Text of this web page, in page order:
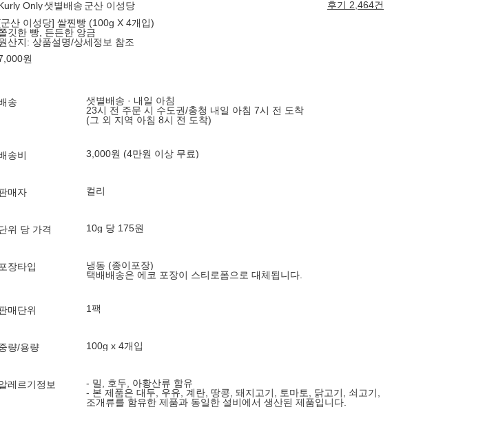
Only샛별배송 군산 이성당
후기 2,464건
산 이성당] 쌀찐빵 (100g X 4개입)
깃한 빵, 든든한 앙금
산지: 상품설명/상세정보 참조
원
송
샛별배송 · 내일 아침
23시 전 주문 시 수도권/충청 내일 아침 7시 전 도착
(그 외 지역 아침 8시 전 도착)
송비 3,000원 (4만원 이상 무료)
매자 컬리
위 당 가격 10g 당 175원
포장타입
냉동 (종이포장)
택배배송은 에코 포장이 스티로폼으로 대체됩니다.
매단위 1팩
량/용량 100g x 4개입
레르기정보
- 밀, 호두, 아황산류 함유
- 본 제품은 대두, 우유, 계란, 땅콩, 돼지고기, 토마토, 닭고기, 쇠고기,
조개류를 함유한 제품과 동일한 설비에서 생산된 제품입니다.